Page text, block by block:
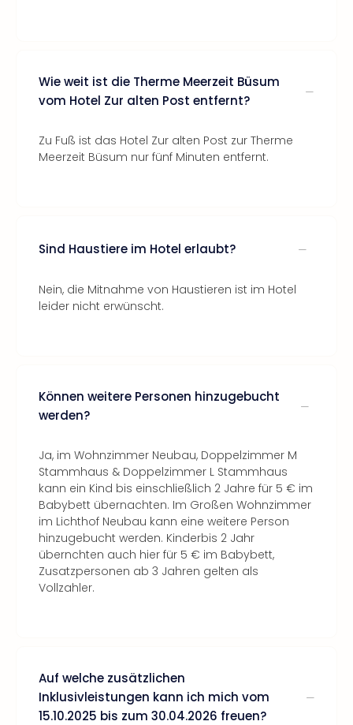
Wie weit ist die Therme Meerzeit Büsum
vom Hotel Zur alten Post entfernt?
Zu Fuß ist das Hotel Zur alten Post zur Therme
Meerzeit Büsum nur fünf Minuten entfernt.
Sind Haustiere im Hotel erlaubt?
Nein, die Mitnahme von Haustieren ist im Hotel
leider nicht erwünscht.
Können weitere Personen hinzugebucht
werden?
Ja, im Wohnzimmer Neubau, Doppelzimmer M
Stammhaus & Doppelzimmer L Stammhaus
kann ein Kind bis einschließlich 2 Jahre für 5 € im
Babybett übernachten. Im Großen Wohnzimmer
im Lichthof Neubau kann eine weitere Person
hinzugebucht werden. Kinderbis 2 Jahr
übernchten auch hier für 5 € im Babybett,
Zusatzpersonen ab 3 Jahren gelten als
Vollzahler.
Auf welche zusätzlichen
Inklusivleistungen kann ich mich vom
15.10.2025 bis zum 30.04.2026 freuen?